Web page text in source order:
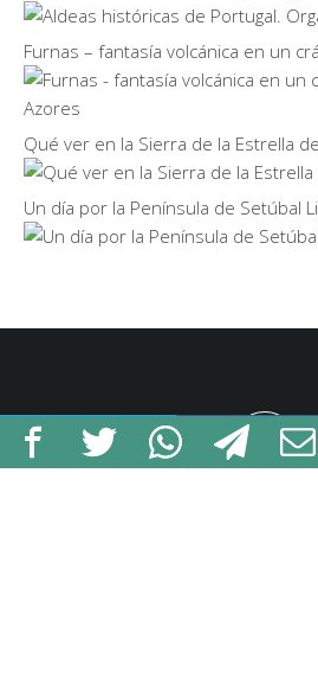
Furnas – fantasía volcánica en un
Qué ver en la Sierra de la Estrella
Un día por la Península de Setúbal